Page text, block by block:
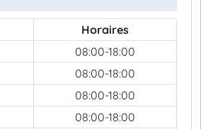
Horaires
08:00-18:00
08:00-18:00
08:00-18:00
08:00-18:00